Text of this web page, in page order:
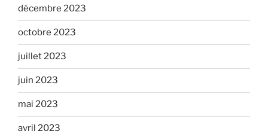
décembre 2023
octobre 2023
juillet 2023
juin 2023
mai 2023
avril 2023